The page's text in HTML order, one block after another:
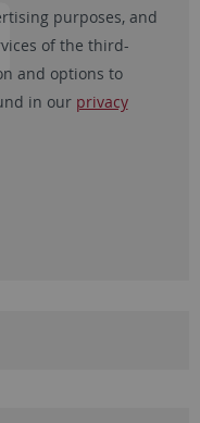
purposes, and
of the third-
and options to
in our privacy